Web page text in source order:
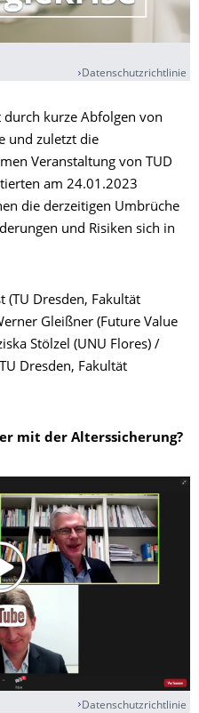
Datenschutzrichtlinie
durch kurze Abfolgen von
und zuletzt die
Veranstaltung von TUD
am 24.01.2023
die derzeitigen Umbrüche
und Risiken sich in
(TU Dresden, Fakultät
Gleißner (Future Value
Stölzel (UNU Flores) /
Dresden, Fakultät
mit der Alterssicherung?
Datenschutzrichtlinie